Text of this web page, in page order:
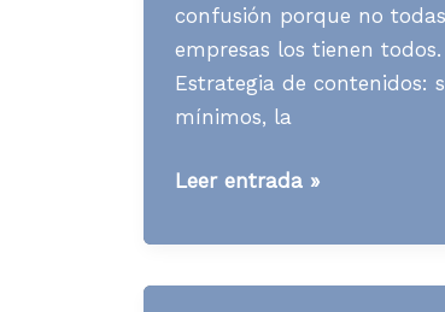
confusión porque no
empresas los tienen todos.
Estrategia de contenidos:
mínimos, la
[Contenidos]
mínimos
de
Leer entrada »